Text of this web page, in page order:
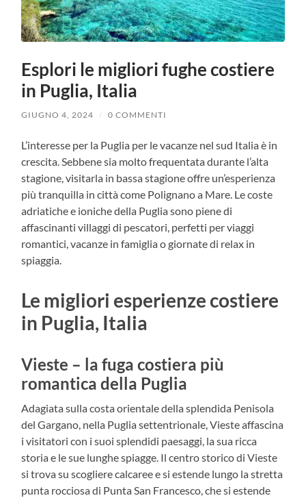
Esplori le migliori fughe costiere
in Puglia, Italia
GIUGNO 4, 2024 / 0 COMMENTI
L’interesse per la Puglia per le vacanze nel sud Italia è in
crescita. Sebbene sia molto frequentata durante l’alta
stagione, visitarla in bassa stagione offre un’esperienza
più tranquilla in città come Polignano a Mare. Le coste
adriatiche e ioniche della Puglia sono piene di
affascinanti villaggi di pescatori, perfetti per viaggi
romantici, vacanze in famiglia o giornate di relax in
spiaggia.
Le migliori esperienze costiere
in Puglia, Italia
Vieste – la fuga costiera più
romantica della Puglia
Adagiata sulla costa orientale della splendida Penisola
del Gargano, nella Puglia settentrionale, Vieste affascina
i visitatori con i suoi splendidi paesaggi, la sua ricca
storia e le sue lunghe spiagge. Il centro storico di Vieste
si trova su scogliere calcaree e si estende lungo la stretta
punta rocciosa di Punta San Francesco, che si estende